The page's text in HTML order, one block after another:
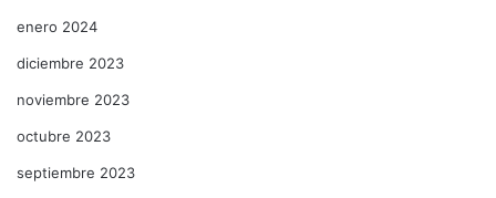
enero 2024
diciembre 2023
noviembre 2023
octubre 2023
septiembre 2023